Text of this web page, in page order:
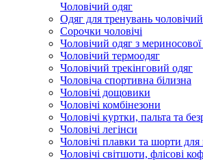
Чоловічий одяг
Одяг для тренувань чоловічий
Сорочки чоловічі
Чоловічий одяг з
Чоловічий термоодяг
Чоловічий трекінговий одяг
Чоловіча спортивна білизна
Чоловічі дощовики
Чоловічі комбінезони
Чоловічі куртки, пальта та
Чоловічі легінси
Чоловічі плавки та шорти
Чоловічі світшоти, флісові